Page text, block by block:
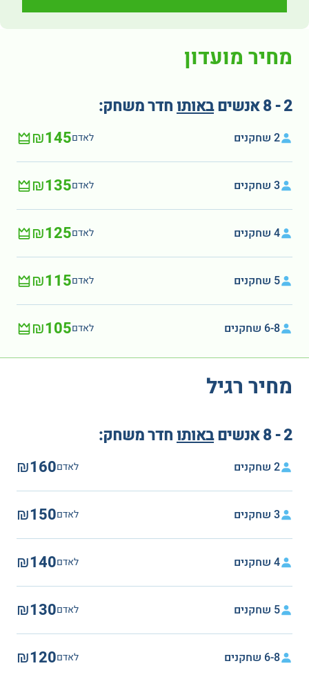
מחיר מועדון
2 - 8 אנשים באותו חדר משחק:
2 שחקנים לאדם₪145
3 שחקנים לאדם₪135
4 שחקנים לאדם₪125
5 שחקנים לאדם₪115
6-8 שחקנים לאדם₪105
מחיר רגיל
2 - 8 אנשים באותו חדר משחק:
2 שחקנים לאדם₪160
3 שחקנים לאדם₪150
4 שחקנים לאדם₪140
5 שחקנים לאדם₪130
6-8 שחקנים לאדם₪120